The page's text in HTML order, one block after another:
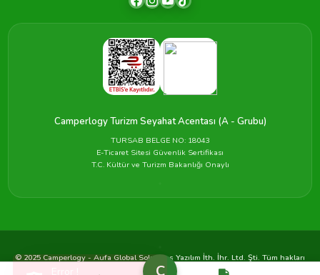
C
Camperlogy Turizm Seyahat Acentası (A - Grubu)
TURSAB BELGE NO: 18043
E-Ticaret Sitesi Güvenlik Sertifikası
T.C. Kültür ve Turizm Bakanlığı Onaylı
© 2025 Camperlogy - Aufa Global Solutions Yazılım İth. İhr. Ltd. Şti. Tüm hakları
saklıdır.